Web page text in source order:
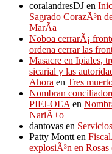
coralandresDJ en
Sagrado CorazÃ³n
MarÃ­a
Noboa cerrarÃ¡
ordena cerrar las
Masacre en Ipiales,
sicarial y las
Ahora en Tres
Nombran
PIFJ-OEAen
NariÃ±o
dantovas en Servicios
Patty Montten
explosiÃ³n en Rosas